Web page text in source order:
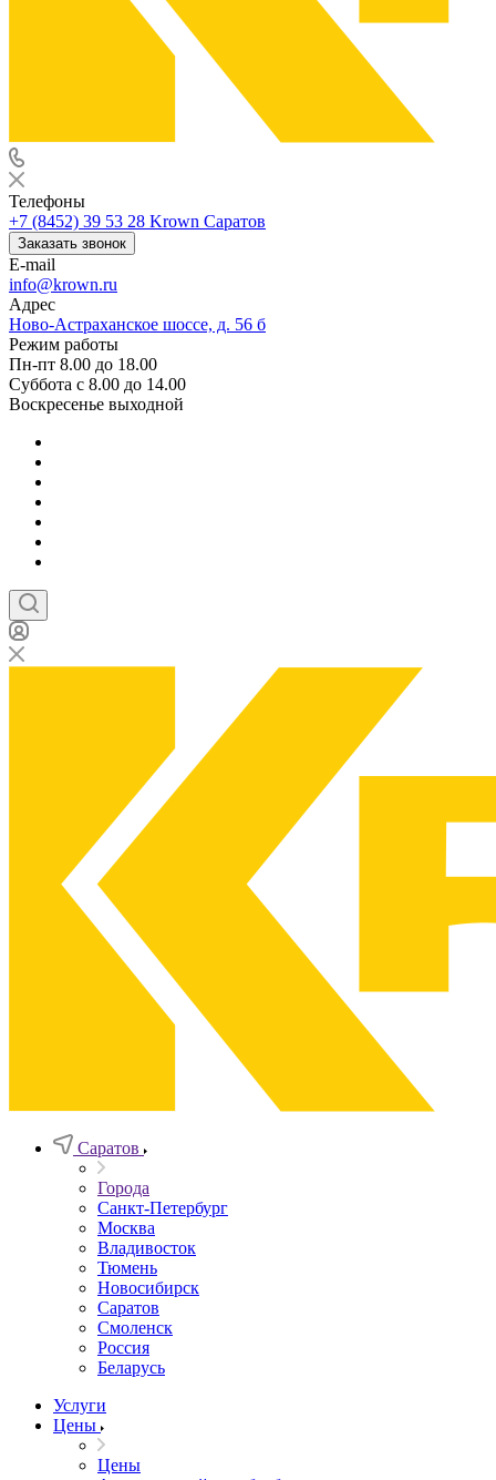
Телефоны
+7 (8452) 39 53 28 Krown Саратов
Заказать звонок
E-mail
info@krown.ru
Адрес
Ново-Астраханское шоссе, д. 56 б
Режим работы
Пн-пт 8.00 до 18.00
Суббота с 8.00 до 14.00
Воскресенье выходной
Саратов
Города
Санкт-Петербург
Москва
Владивосток
Тюмень
Новосибирск
Саратов
Смоленск
Россия
Беларусь
Услуги
Цены
Цены